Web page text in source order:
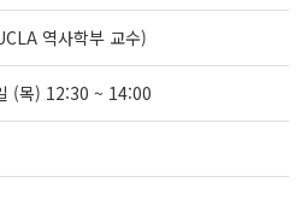
역사학부 교수)
(목) 12:30 ~ 14:00